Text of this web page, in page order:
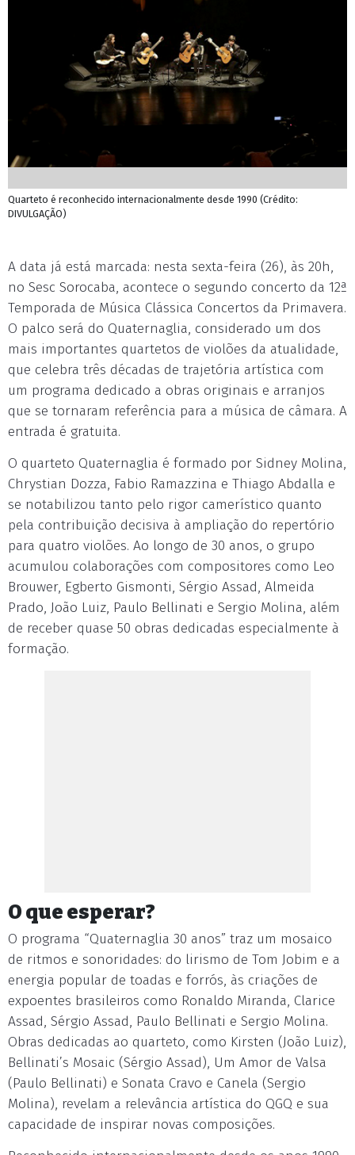
Quarteto é reconhecido internacionalmente desde 1990 (Crédito:
DIVULGAÇÃO)
A data já está marcada: nesta sexta-feira (26), às 20h,
no Sesc Sorocaba, acontece o segundo concerto da 12ª
Temporada de Música Clássica Concertos da Primavera.
O palco será do Quaternaglia, considerado um dos
mais importantes quartetos de violões da atualidade,
que celebra três décadas de trajetória artística com
um programa dedicado a obras originais e arranjos
que se tornaram referência para a música de câmara. A
entrada é gratuita.
O quarteto Quaternaglia é formado por Sidney Molina,
Chrystian Dozza, Fabio Ramazzina e Thiago Abdalla e
se notabilizou tanto pelo rigor camerístico quanto
pela contribuição decisiva à ampliação do repertório
para quatro violões. Ao longo de 30 anos, o grupo
acumulou colaborações com compositores como Leo
Brouwer, Egberto Gismonti, Sérgio Assad, Almeida
Prado, João Luiz, Paulo Bellinati e Sergio Molina, além
de receber quase 50 obras dedicadas especialmente à
formação.
O que esperar?
O programa “Quaternaglia 30 anos” traz um mosaico
de ritmos e sonoridades: do lirismo de Tom Jobim e a
energia popular de toadas e forrós, às criações de
expoentes brasileiros como Ronaldo Miranda, Clarice
Assad, Sérgio Assad, Paulo Bellinati e Sergio Molina.
Obras dedicadas ao quarteto, como Kirsten (João Luiz),
Bellinati’s Mosaic (Sérgio Assad), Um Amor de Valsa
(Paulo Bellinati) e Sonata Cravo e Canela (Sergio
Molina), revelam a relevância artística do QGQ e sua
capacidade de inspirar novas composições.